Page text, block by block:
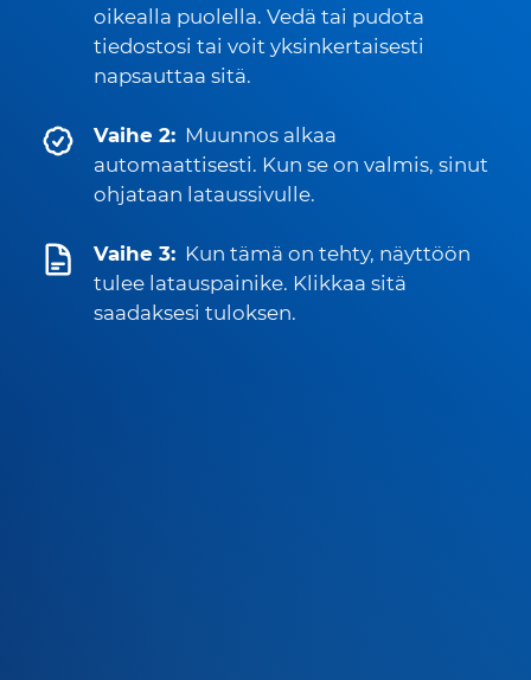
oikealla puolella. Vedä tai pudota
tiedostosi tai voit yksinkertaisesti
napsauttaa sitä.
Vaihe 2: Muunnos alkaa
automaattisesti. Kun se on valmis, sinut
ohjataan lataussivulle.
Vaihe 3: Kun tämä on tehty, näyttöön
tulee latauspainike. Klikkaa sitä
saadaksesi tuloksen.